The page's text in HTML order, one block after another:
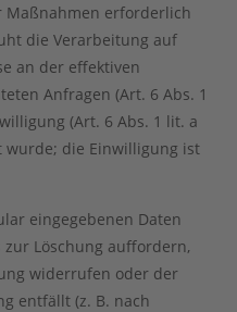
erforderlich
die Verarbeitung auf
an der effektiven
Anfragen (Art. 6 Abs. 1
(Art. 6 Abs. 1 lit. a
wurde; die Einwilligung ist
eingegebenen Daten
Löschung auffordern,
widerrufen oder der
entfällt (z. B. nach